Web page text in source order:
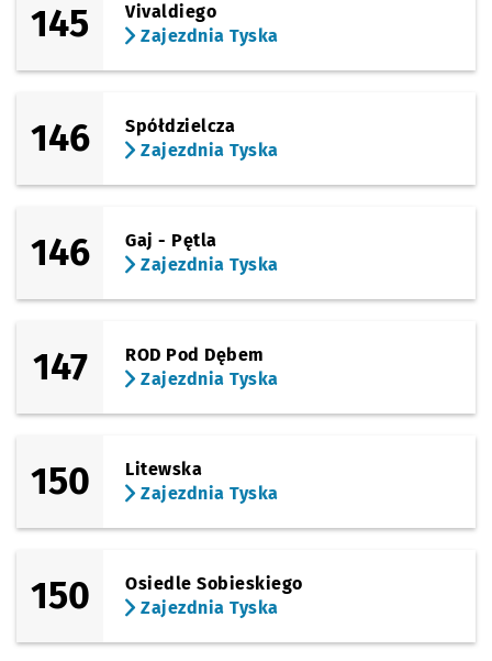
145
Vivaldiego
Zajezdnia Tyska
146
Spółdzielcza
Zajezdnia Tyska
146
Gaj - Pętla
Zajezdnia Tyska
147
ROD Pod Dębem
Zajezdnia Tyska
150
Litewska
Zajezdnia Tyska
150
Osiedle Sobieskiego
Zajezdnia Tyska